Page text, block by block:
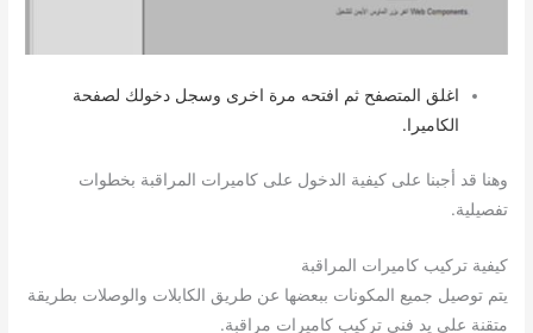
اغلق المتصفح ثم افتحه مرة اخرى وسجل دخولك لصفحة
الكاميرا.
وهنا قد أجبنا على كيفية الدخول على كاميرات المراقبة بخطوات
تفصيلية.
كيفية تركيب كاميرات المراقبة
يتم توصيل جميع المكونات ببعضها عن طريق الكابلات والوصلات بطريقة
متقنة علي يد فني تركيب كاميرات مراقبة.